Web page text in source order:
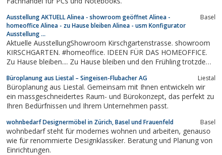
Ausstellung AKTUELL Alinea - showroom geöffnet Alinea -
homeoffice Alinea - zu Hause bleiben Alinea - usm Konfigurator
Ausstellung ...
Basel
Aktuelle AusstellungShowroom Kirschgartenstrasse. showroom
KIRSCHGARTEN. #homeoffice. IDEEN FÜR DAS HOMEOFFICE.
Zu Hause bleiben.... Zu Hause bleiben und den Frühling trotzdem
KONFIGURATOR. Make it yours! Entdecken Sie die unendlichen
Möglichkeiten des USM Haller Konfigurators.....
Büroplanung aus Liestal – Singeisen-Flubacher AG Liestal
Büroplanung aus Liestal. Gemeinsam mit Ihnen entwickeln wir
ein massgeschneidertes Raum- und Bürokonzept, das perfekt zu
Ihren Bedürfnissen und Ihrem Unternehmen passt.
wohnbedarf Designermöbel in Zürich, Basel und Frauenfeld Basel
wohnbedarf steht für modernes wohnen und arbeiten, genauso
wie für renommierte Designklassiker. Beratung und Planung von
Einrichtungen.